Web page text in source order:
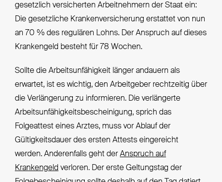
gesetzlich versicherten Arbeitnehmern der Staat ein:
Die gesetzliche Krankenversicherung erstattet von nun
an 70 % des regulären Lohns. Der Anspruch auf dieses
Krankengeld besteht für 78 Wochen.
Sollte die Arbeitsunfähigkeit länger andauern als
erwartet, ist es wichtig, den Arbeitgeber rechtzeitig über
die Verlängerung zu informieren. Die verlängerte
Arbeitsunfähigkeitsbescheinigung, sprich das
Folgeattest eines Arztes, muss vor Ablauf der
Gültigkeitsdauer des ersten Attests eingereicht
werden. Anderenfalls geht der Anspruch auf
Krankengeld verloren. Der erste Geltungstag der